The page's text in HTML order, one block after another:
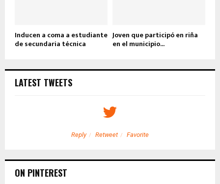
Inducen a coma a estudiante
de secundaria técnica
Joven que participó en riña
en el municipio...
LATEST TWEETS
Reply Retweet Favorite
ON PINTEREST